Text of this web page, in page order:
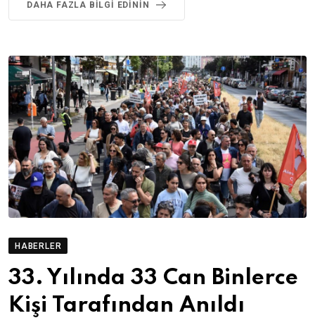
DAHA FAZLA BILGI EDININ
HABERLER
33. Yılında 33 Can Binlerce
Kişi Tarafından Anıldı